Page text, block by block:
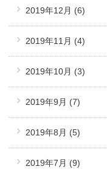
2019年12月 (6)
2019年11月 (4)
2019年10月 (3)
2019年9月 (7)
2019年8月 (5)
2019年7月 (9)